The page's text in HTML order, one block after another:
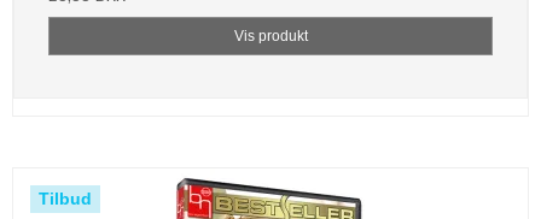
Vis produkt
Tilbud